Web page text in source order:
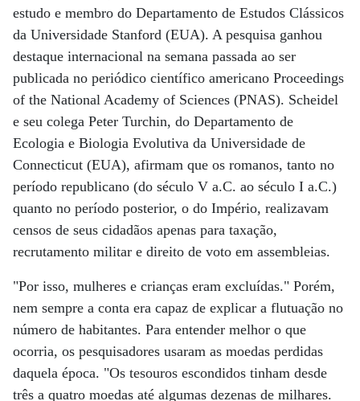
estudo e membro do Departamento de Estudos Clássicos
da Universidade Stanford (EUA). A pesquisa ganhou
destaque internacional na semana passada ao ser
publicada no periódico científico americano Proceedings
of the National Academy of Sciences (PNAS). Scheidel
e seu colega Peter Turchin, do Departamento de
Ecologia e Biologia Evolutiva da Universidade de
Connecticut (EUA), afirmam que os romanos, tanto no
período republicano (do século V a.C. ao século I a.C.)
quanto no período posterior, o do Império, realizavam
censos de seus cidadãos apenas para taxação,
recrutamento militar e direito de voto em assembleias.
"Por isso, mulheres e crianças eram excluídas." Porém,
nem sempre a conta era capaz de explicar a flutuação no
número de habitantes. Para entender melhor o que
ocorria, os pesquisadores usaram as moedas perdidas
daquela época. "Os tesouros escondidos tinham desde
três a quatro moedas até algumas dezenas de milhares.